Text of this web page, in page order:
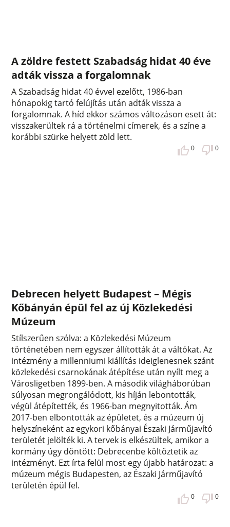
A zöldre festett Szabadság hidat 40 éve
adták vissza a forgalomnak
A Szabadság hidat 40 évvel ezelőtt, 1986-ban
hónapokig tartó felújítás után adták vissza a
forgalomnak. A híd ekkor számos változáson esett át:
visszakerültek rá a történelmi címerek, és a színe a
korábbi szürke helyett zöld lett.
0 0
Debrecen helyett Budapest – Mégis
Kőbányán épül fel az új Közlekedési
Múzeum
Stílszerűen szólva: a Közlekedési Múzeum
történetében nem egyszer állították át a váltókat. Az
intézmény a millenniumi kiállítás ideiglenesnek szánt
közlekedési csarnokának átépítése után nyílt meg a
Városligetben 1899-ben. A második világháborúban
súlyosan megrongálódott, kis híján lebontották,
végül átépítették, és 1966-ban megnyitották. Ám
2017-ben elbontották az épületet, és a múzeum új
helyszíneként az egykori kőbányai Északi Járműjavító
területét jelölték ki. A tervek is elkészültek, amikor a
kormány úgy döntött: Debrecenbe költöztetik az
intézményt. Ezt írta felül most egy újabb határozat: a
múzeum mégis Budapesten, az Északi Járműjavító
területén épül fel.
0 0